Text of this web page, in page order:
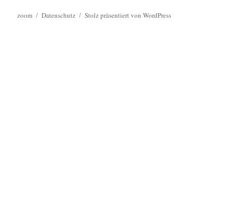
zoom Datenschutz Stolz präsentiert von WordPress